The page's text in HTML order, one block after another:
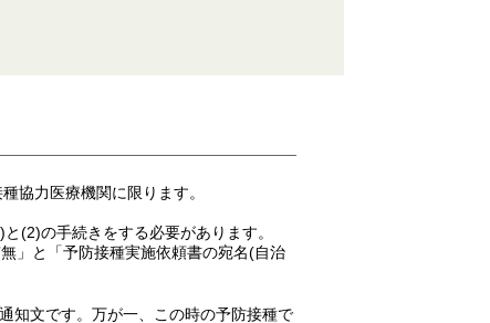
協力医療機関に限ります。
(2)の手続きをする必要があります。
」と「予防接種実施依頼書の宛名(自治
知文です。万が一、この時の予防接種で